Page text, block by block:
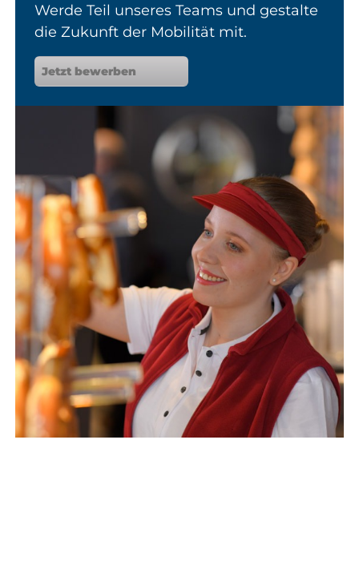
Werde Teil unseres Teams und gestalte
die Zukunft der Mobilität mit.
Jetzt bewerben